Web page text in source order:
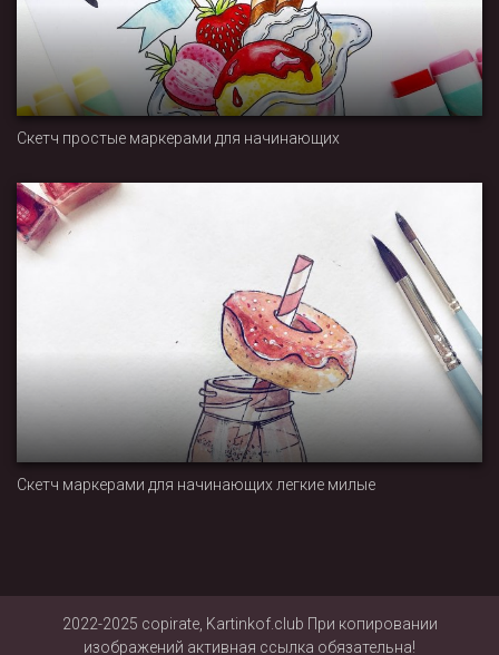
Скетч простые маркерами для начинающих
Скетч маркерами для начинающих легкие милые
2022-2025 copirate, Kartinkof.club При копировании
изображений активная ссылка обязательна!